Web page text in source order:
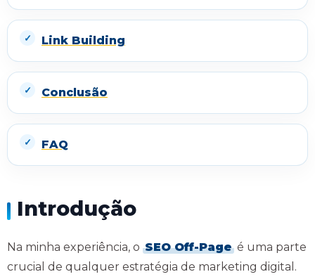
Link Building
Conclusão
FAQ
Introdução
Na minha experiência, o SEO Off-Page é uma parte
crucial de qualquer estratégia de marketing digital.